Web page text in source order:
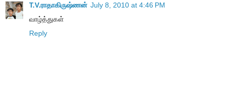
T.V.ராதாகிருஷ்ணன் July 8, 2010 at 4:46 PM
வாழ்த்துகள்
Reply